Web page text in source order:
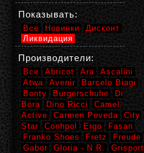
Показывать:
Все Новинки
Дисконт
Ликвидация
Производители:
Все Abricot Ara
Ascalini
Atwa
Avenir
Barcelo Biagi
Bonty
Burgerschuhe
Di
Bora
Dino Ricci
Camel
Active
Carmen Poveda
City
Star
Conhpol Ergo
Fasan
Franko Shoes
Fretz
Freude
Gabor
Gloria - N.R.
Grisport